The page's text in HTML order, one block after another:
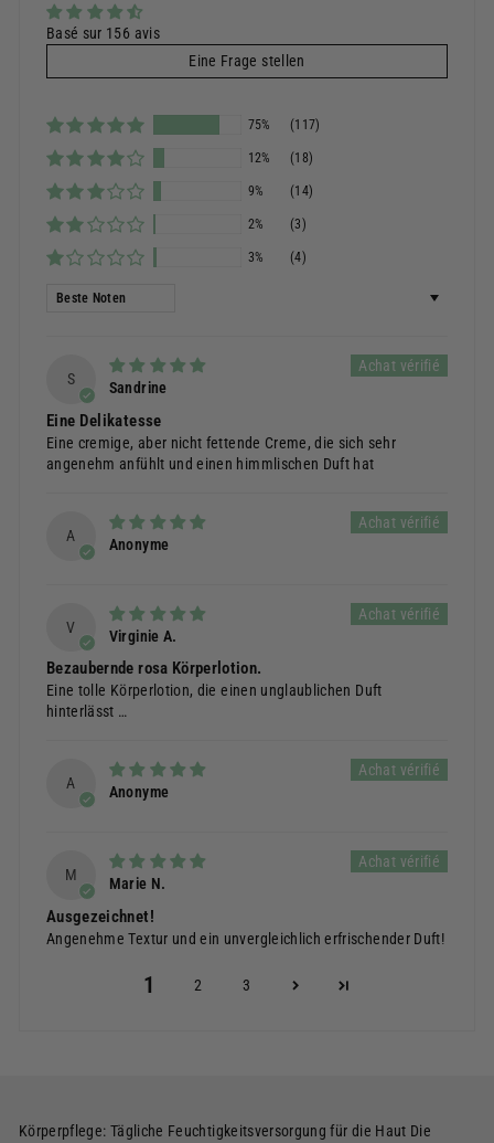
Basé sur 156 avis
Eine Frage stellen
75% (117)
12% (18)
9% (14)
2% (3)
3% (4)
Sortieren nach
S
Sandrine
Eine Delikatesse
Eine cremige, aber nicht fettende Creme, die sich sehr
angenehm anfühlt und einen himmlischen Duft hat
A
Anonyme
V
Virginie A.
Bezaubernde rosa Körperlotion.
Eine tolle Körperlotion, die einen unglaublichen Duft
hinterlässt …
A
Anonyme
M
Marie N.
Ausgezeichnet!
Angenehme Textur und ein unvergleichlich erfrischender Duft!
1 2 3
Körperpflege: Tägliche Feuchtigkeitsversorgung für die Haut Die